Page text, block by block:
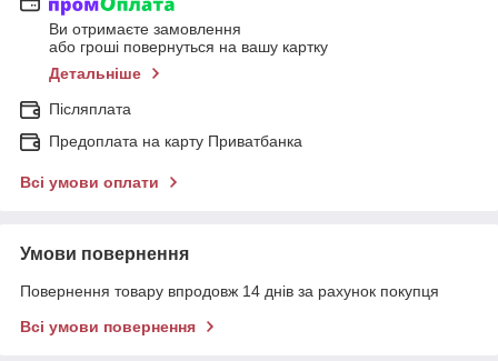
Ви отримаєте замовлення
або гроші повернуться на вашу картку
Детальніше
Післяплата
Предоплата на карту Приватбанка
Всі умови оплати
Умови повернення
Повернення товару впродовж 14 днів за рахунок покупця
Всі умови повернення